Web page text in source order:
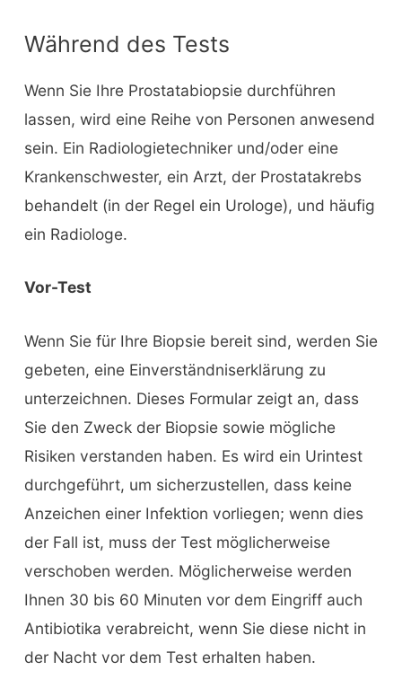
Während des Tests
Wenn Sie Ihre Prostatabiopsie durchführen
lassen, wird eine Reihe von Personen anwesend
sein. Ein Radiologietechniker und/oder eine
Krankenschwester, ein Arzt, der Prostatakrebs
behandelt (in der Regel ein Urologe), und häufig
ein Radiologe.
Vor-Test
Wenn Sie für Ihre Biopsie bereit sind, werden Sie
gebeten, eine Einverständniserklärung zu
unterzeichnen. Dieses Formular zeigt an, dass
Sie den Zweck der Biopsie sowie mögliche
Risiken verstanden haben. Es wird ein Urintest
durchgeführt, um sicherzustellen, dass keine
Anzeichen einer Infektion vorliegen; wenn dies
der Fall ist, muss der Test möglicherweise
verschoben werden. Möglicherweise werden
Ihnen 30 bis 60 Minuten vor dem Eingriff auch
Antibiotika verabreicht, wenn Sie diese nicht in
der Nacht vor dem Test erhalten haben.